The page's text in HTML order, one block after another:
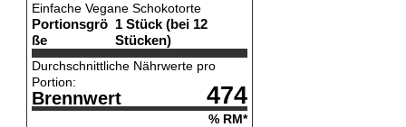
Einfache Vegane Schokotorte
Portionsgrö
ße
1 Stück (bei 12
Stücken)
Durchschnittliche Nährwerte pro
Portion:
Brennwert 474
% RM*